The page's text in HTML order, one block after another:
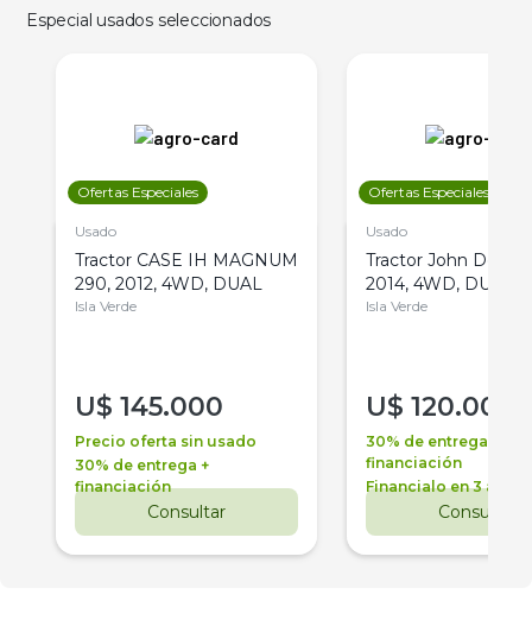
Especial usados seleccionados
Ofertas Especiales
Usado
Tractor CASE IH MAGNUM
290, 2012, 4WD, DUAL
Isla Verde
U$ 145.000
Precio oferta sin usado
30% de entrega +
financiación
Consultar
Ofertas Especiales
Usado
Tractor John Deere
2014, 4WD, DUAL
Isla Verde
U$ 120.000
30% de entrega +
financiación
Financialo en 3 años
Consultar